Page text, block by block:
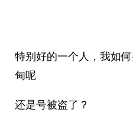
特别好的一个人，我如
甸呢
还是号被盗了？